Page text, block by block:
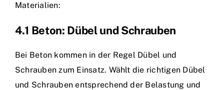
Materialien:
4.1 Beton: Dübel und Schrauben
Bei Beton kommen in der Regel Dübel und
Schrauben zum Einsatz. Wählt die richtigen Dübel
und Schrauben entsprechend der Belastung und